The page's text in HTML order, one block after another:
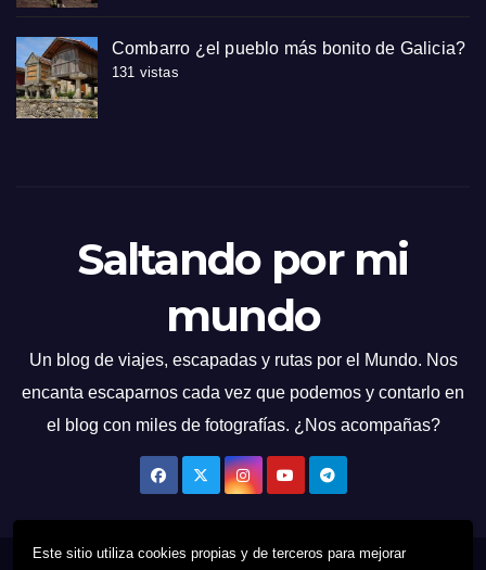
Este sitio utiliza cookies propias y de terceros para mejorar
Combarro ¿el pueblo más bonito de Galicia?
131 vistas
Saltando por mi
mundo
Un blog de viajes, escapadas y rutas por el Mundo. Nos
encanta escaparnos cada vez que podemos y contarlo en
el blog con miles de fotografías. ¿Nos acompañas?